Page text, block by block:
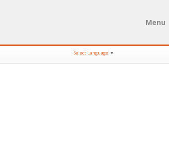
Menu
Select Language ▼